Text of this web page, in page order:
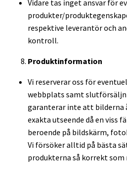
Vidare tas inget ansvar för
produkter/
respektive leverantör och
kontroll.
Produktinformation
Vi reserverar oss för
webbplats samt
garanterar inte att bilderna
exakta utseende då en viss
beroende på bildskärm,
Vi försöker alltid på bästa
produkterna så korrekt